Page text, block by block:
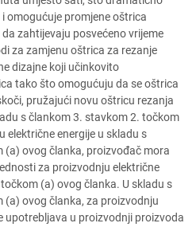
omogućuje promjene oštrica
zahtijevaju posvećeno vrijeme
za zamjenu oštrica za rezanje
dizajne koji učinkovito
tako što omogućuju da se oštrica
pružajući novu oštricu rezanja
s člankom 3. stavkom 2. točkom
električne energije u skladu s
ovog članka, proizvođač mora
za proizvodnju električne
(a) ovog članka. U skladu s
ovog članka, za proizvodnju
upotrebljava u proizvodnji proizvoda